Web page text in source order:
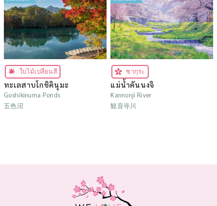
ใบไม้เปลี่ยนสี
ทะเลสาบโกชิคินุมะ
Goshikinuma Ponds
五色沼
ซากุระ
แม่น้ำคันนงจิ
Kannonji River
観音寺川